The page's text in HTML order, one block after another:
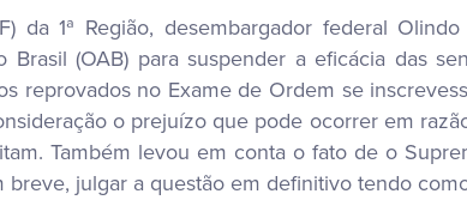
da 1ª Região, desembargador federal
(OAB) para suspender a eficácia das
reprovados no Exame de Ordem se
o prejuízo que pode ocorrer em
Também levou em conta o fato de o
julgar a questão em definitivo tendo